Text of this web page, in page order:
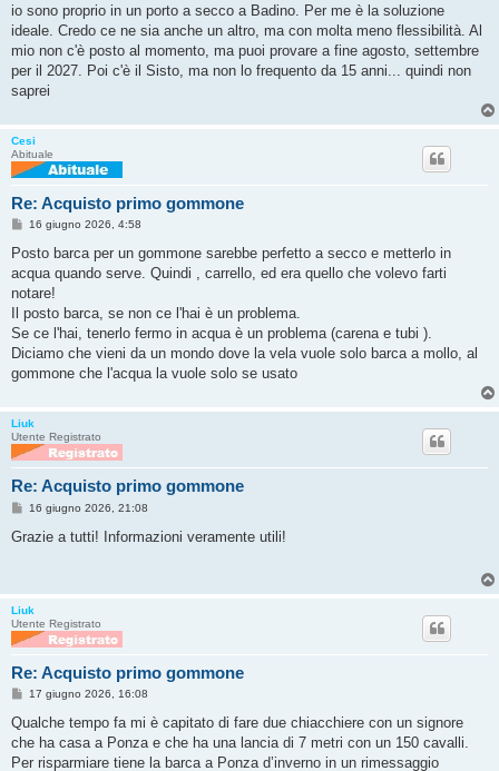
io sono proprio in un porto a secco a Badino. Per me è la soluzione
ideale. Credo ce ne sia anche un altro, ma con molta meno flessibilità. Al
mio non c'è posto al momento, ma puoi provare a fine agosto, settembre
per il 2027. Poi c'è il Sisto, ma non lo frequento da 15 anni... quindi non
saprei
Cesi
Abituale
Re: Acquisto primo gommone
M
s
a
g
i
o
16 giugno 2026, 4:58
Posto barca per un gommone sarebbe perfetto a secco e metterlo in
acqua quando serve. Quindi , carrello, ed era quello che volevo farti
notare!
Il posto barca, se non ce l'hai è un problema.
Se ce l'hai, tenerlo fermo in acqua è un problema (carena e tubi ).
Diciamo che vieni da un mondo dove la vela vuole solo barca a mollo, al
gommone che l'acqua la vuole solo se usato
Liuk
Utente Registrato
Re: Acquisto primo gommone
M
s
o
16 giugno 2026, 21:08
Grazie a tutti! Informazioni veramente utili!
Liuk
Utente Registrato
Re: Acquisto primo gommone
M
s
a
g
17 giugno 2026, 16:08
Qualche tempo fa mi è capitato di fare due chiacchiere con un signore
che ha casa a Ponza e che ha una lancia di 7 metri con un 150 cavalli.
Per risparmiare tiene la barca a Ponza d’inverno in un rimessaggio